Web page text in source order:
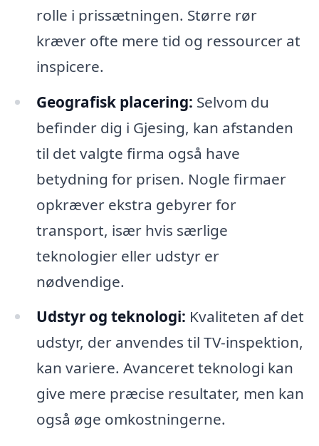
rolle i prissætningen. Større rør
kræver ofte mere tid og ressourcer at
inspicere.
Geografisk placering: Selvom du
befinder dig i Gjesing, kan afstanden
til det valgte firma også have
betydning for prisen. Nogle firmaer
opkræver ekstra gebyrer for
transport, især hvis særlige
teknologier eller udstyr er
nødvendige.
Udstyr og teknologi: Kvaliteten af det
udstyr, der anvendes til TV-inspektion,
kan variere. Avanceret teknologi kan
give mere præcise resultater, men kan
også øge omkostningerne.